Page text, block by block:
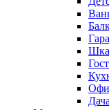
Дача